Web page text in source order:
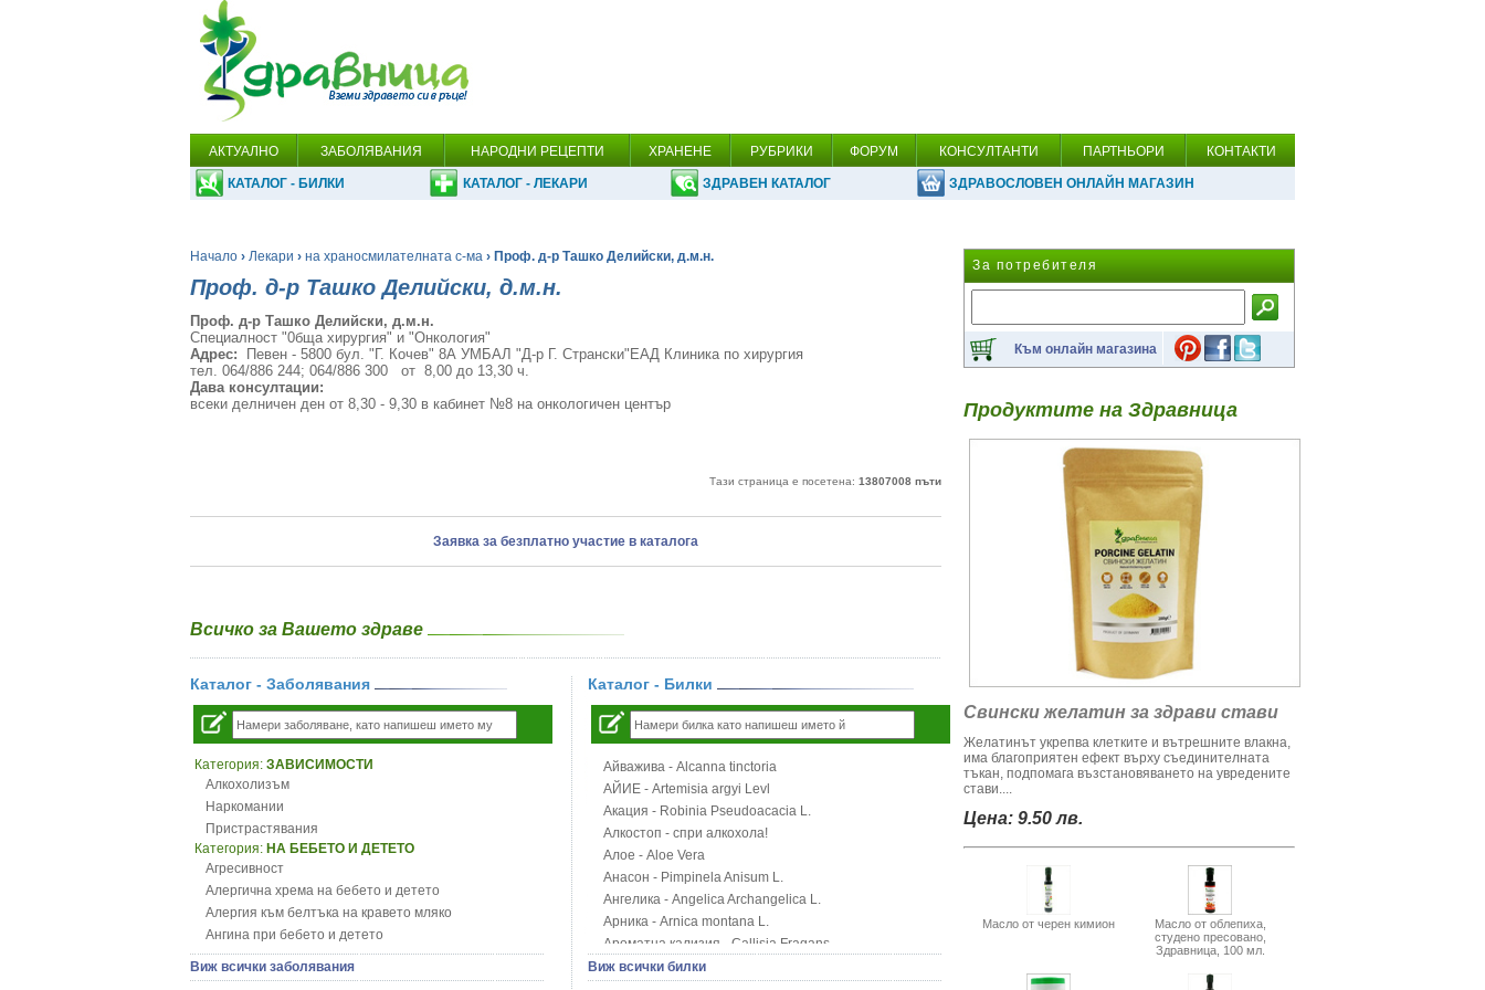
АКТУАЛНО ЗАБОЛЯВАНИЯ НАРОДНИ РЕЦЕПТИ ХРАНЕНЕ РУБРИКИ ФОРУМ КОНСУЛТАНТИ ПАРТНЬОРИ КОНТАКТИ
КАТАЛОГ - БИЛКИ КАТАЛОГ - ЛЕКАРИ ЗДРАВЕН КАТАЛОГ ЗДРАВОСЛОВЕН ОНЛАЙН МАГАЗИН
Начало › Лекари › на храносмилателната с-ма › Проф. д-р Ташко Делийски, д.м.н.
Проф. д-р Ташко Делийски, д.м.н.
Проф. д-р Ташко Делийски, д.м.н.
Специалност "0бщa хирургия" и "Онкология"
Адрес: Певен - 5800 бул. "Г. Кочев" 8А УМБАЛ "Д-р Г. Странски"ЕАД Клиника по хирургия
тел. 064/886 244; 064/886 300 от 8,00 до 13,30 ч.
Дава консултации:
всеки делничен ден от 8,30 - 9,30 в кабинет №8 на онкологичен център
Тази страница е посетена: 13807008 пъти
Заявка за безплатно участие в каталога
Всичко за Вашето здраве
Каталог - Заболявания
Категория: ЗАВИСИМОСТИ
Алкохолизъм
Наркомании
Пристрастявания
Категория: НА БЕБЕТО И ДЕТЕТО
Агресивност
Алергична хрема на бебето и детето
Алергия към белтъка на кравето мляко
Ангина при бебето и детето
Анемия при бебето и детето
Апетит - пълни деца
Виж всички заболявания
Каталог - Билки
Айважива - Alcanna tinctoria
АЙИЕ - Artemisia argyi Levl
Акация - Robinia Pseudoacacia L.
Алкостоп - спри алкохола!
Алое - Aloe Vera
Анасон - Pimpinela Anisum L.
Ангелика - Angelica Archangelica L.
Арника - Arnica montana L.
Ароматна кализия - Callisia Fragans
Арония - Sorbus melanocorpa
Виж всички билки
За потребителя
Към онлайн магазина
Продуктите на Здравница
Свински желатин за здрави стави
Желатинът укрепва клетките и вътрешните влакна,
има благоприятен ефект върху съединителната
тъкан, подпомага възстановяването на увредените
стави....
Цена: 9.50 лв.
Масло от черен кимион
Масло от облепиха,
студено пресовано,
Здравница, 100 мл.